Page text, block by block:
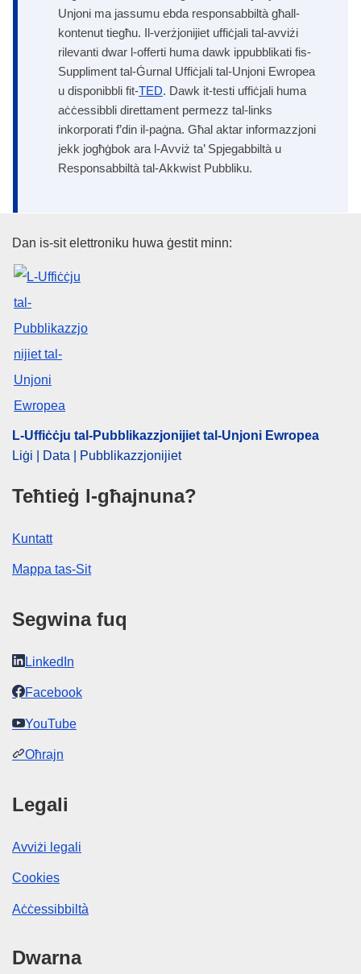
Unjoni ma jassumu ebda responsabbiltà għall-
kontenut tiegħu. Il-verżjonijiet uffiċjali tal-avviżi
rilevanti dwar l-offerti huma dawk ippubblikati fis-
Suppliment tal-Ġurnal Uffiċjali tal-Unjoni Ewropea
u disponibbli fit-TED. Dawk it-testi uffiċjali huma
aċċessibbli direttament permezz tal-links
inkorporati f’din il-paġna. Għal aktar informazzjoni
jekk jogħġbok ara l-Avviż ta’ Spjegabbiltà u
Responsabbiltà tal-Akkwist Pubbliku.
L-Uffiċċju tal-Pubblikazzjonijiet
Dan is-sit elettroniku huwa ġestit minn:
L-Uffiċċju tal-Pubblikazzjonijiet tal-Unjoni Ewropea
Liġi | Data | Pubblikazzjonijiet
Teħtieġ l-għajnuna?
Kuntatt
Mappa tas-Sit
Segwina fuq
LinkedIn
Facebook
YouTube
Oħrajn
Legali
Avviżi legali
Cookies
Aċċessibbiltà
Dwarna